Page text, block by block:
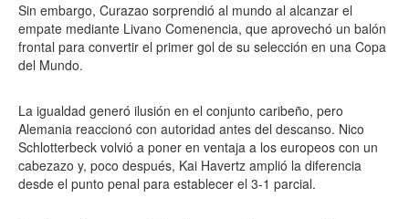
Sin embargo, Curazao sorprendió al mundo al alcanzar el
empate mediante Livano Comenencia, que aprovechó un balón
frontal para convertir el primer gol de su selección en una Copa
del Mundo.
La igualdad generó ilusión en el conjunto caribeño, pero
Alemania reaccionó con autoridad antes del descanso. Nico
Schlotterbeck volvió a poner en ventaja a los europeos con un
cabezazo y, poco después, Kai Havertz amplió la diferencia
desde el punto penal para establecer el 3-1 parcial.